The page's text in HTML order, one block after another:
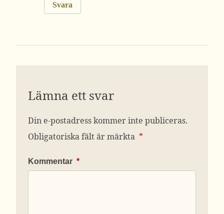
Svara
Lämna ett svar
Din e-postadress kommer inte publiceras.
Obligatoriska fält är märkta *
Kommentar *